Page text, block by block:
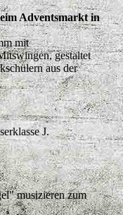
Adventsmarkt in
mit
gestaltet
aus der
J.
musizieren zum